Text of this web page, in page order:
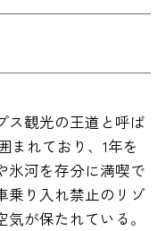
ス観光の王道と呼ば
まれており、1年を
氷河を存分に満喫で
乗り入れ禁止のリゾ
が保たれている。